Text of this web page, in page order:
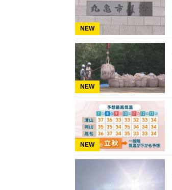
NEW
NEW
NEW